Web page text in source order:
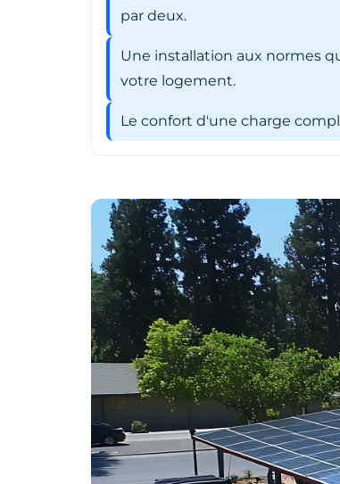
par deux.
Une installation aux normes
votre logement.
Le confort d'une charge